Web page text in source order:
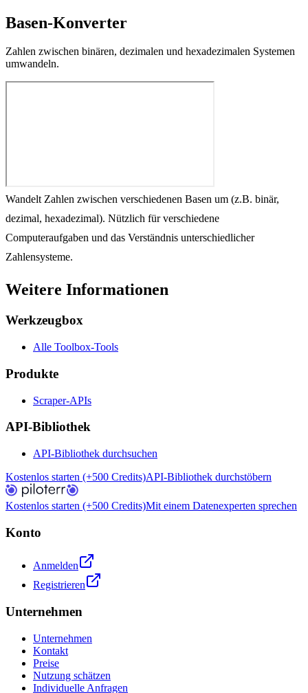
Basen-Konverter
Zahlen zwischen binären, dezimalen und hexadezimalen Systemen
umwandeln.
Wandelt Zahlen zwischen verschiedenen Basen um (z.B. binär,
dezimal, hexadezimal). Nützlich für verschiedene
Computeraufgaben und das Verständnis unterschiedlicher
Zahlensysteme.
Weitere Informationen
Werkzeugbox
Alle Toolbox-Tools
Produkte
Scraper-APIs
API-Bibliothek
API-Bibliothek durchsuchen
Kostenlos starten (+500 Credits)API-Bibliothek durchstöbern
Kostenlos starten (+500 Credits)Mit einem Datenexperten sprechen
Konto
Anmelden
Registrieren
Unternehmen
Unternehmen
Kontakt
Preise
Nutzung schätzen
Individuelle Anfragen